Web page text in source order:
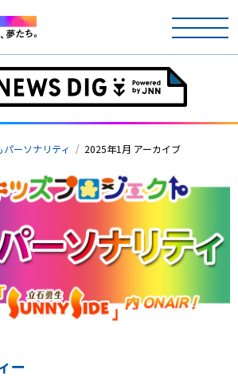
ンサー
ト
ト
パーソナリティ 2025年1月 アーカイブ
ー